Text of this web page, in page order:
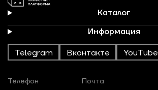
Каталог
Информация
Telegram Вконтакте YouTube
Телефон Почта